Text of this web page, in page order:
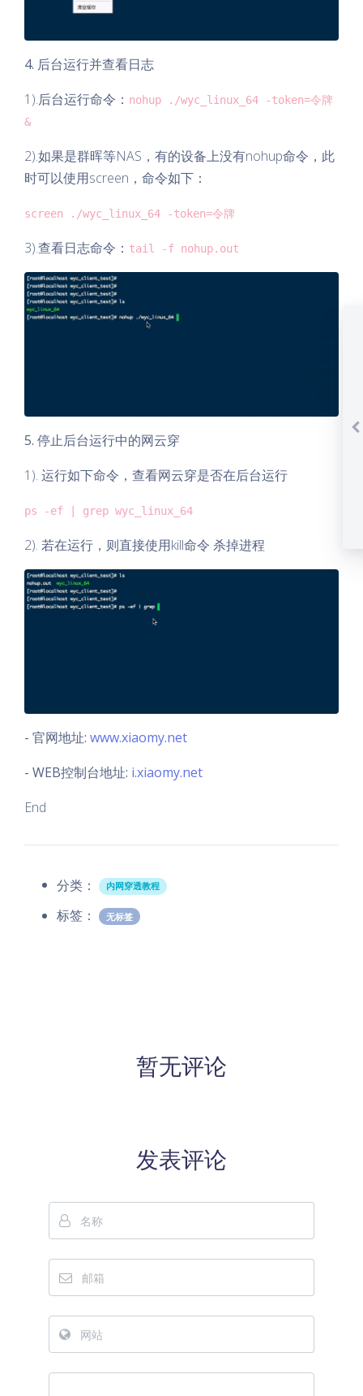
4. 后台运行并查看日志
1).后台运行命令： nohup ./wyc_linux_64 -token=令牌
&
2).如果是群晖等NAS，有的设备上没有nohup命令，此
时可以使用screen，命令如下：
screen ./wyc_linux_64 -token=令牌
3).查看日志命令： tail -f nohup.out
5. 停止后台运行中的网云穿
1). 运行如下命令，查看网云穿是否在后台运行
ps -ef | grep wyc_linux_64
2). 若在运行，则直接使用kill命令 杀掉进程
- 官网地址: www.xiaomy.net
- WEB控制台地址: i.xiaomy.net
End
分类： 内网穿透教程
标签： 无标签
暂无评论
发表评论